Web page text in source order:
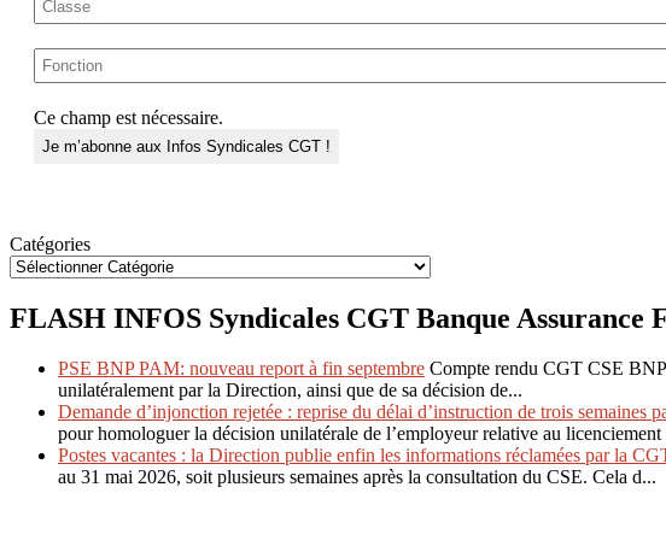
Ce champ est nécessaire.
Catégories
FLASH INFOS Syndicales CGT Banque Assurance
PSE BNP PAM: nouveau report à fin septembre Compte rendu CGT CSE
unilatéralement par la Direction, ainsi que de sa décision de...
Demande d’injonction rejetée : reprise du délai d’instruction de trois semaines
pour homologuer la décision unilatérale de l’employeur relative au
Postes vacantes : la Direction publie enfin les informations réclamées par la
au 31 mai 2026, soit plusieurs semaines après la consultation du CSE. Cela d...